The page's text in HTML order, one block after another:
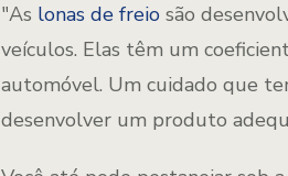
"As lonas de freio são
veículos. Elas têm um
automóvel. Um cuidado que
desenvolver um produto